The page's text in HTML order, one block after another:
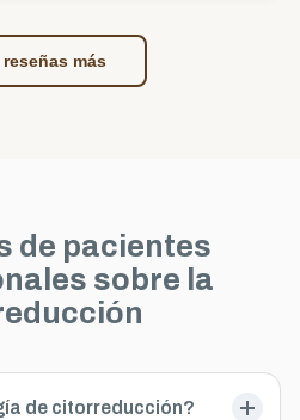
reseñas más
de pacientes
sobre la
de citorreducción?